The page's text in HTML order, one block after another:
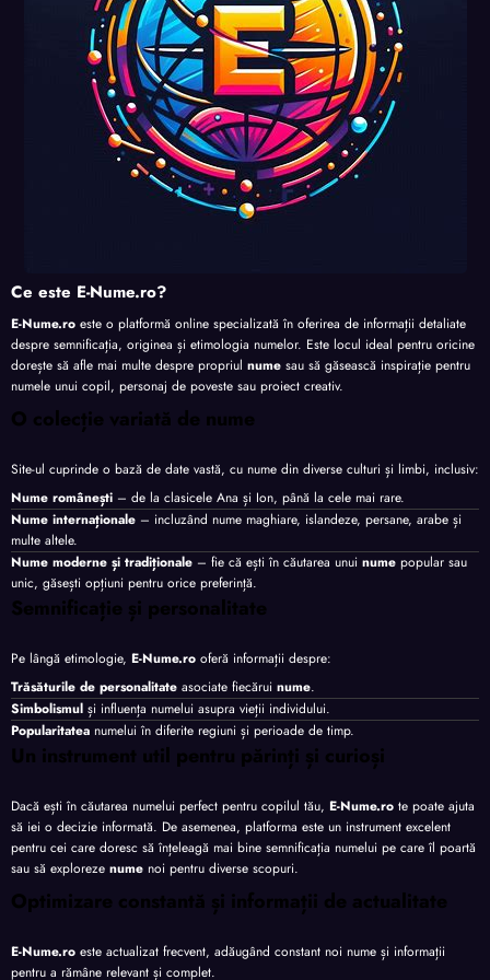
Ce este E-Nume.ro?
E-Nume.ro este o platformă online specializată în oferirea de informații detaliate
despre semnificația, originea și etimologia numelor. Este locul ideal pentru oricine
dorește să afle mai multe despre propriul nume sau să găsească inspirație pentru
numele unui copil, personaj de poveste sau proiect creativ.
O colecție variată de nume
Site-ul cuprinde o bază de date vastă, cu nume din diverse culturi și limbi, inclusiv:
Nume românești – de la clasicele Ana și Ion, până la cele mai rare.
Nume internaționale – incluzând nume maghiare, islandeze, persane, arabe și
multe altele.
Nume moderne și tradiționale – fie că ești în căutarea unui nume popular sau
unic, găsești opțiuni pentru orice preferință.
Semnificație și personalitate
Pe lângă etimologie, E-Nume.ro oferă informații despre:
Trăsăturile de personalitate asociate fiecărui nume.
Simbolismul și influența numelui asupra vieții individului.
Popularitatea numelui în diferite regiuni și perioade de timp.
Un instrument util pentru părinți și curioși
Dacă ești în căutarea numelui perfect pentru copilul tău, E-Nume.ro te poate ajuta
să iei o decizie informată. De asemenea, platforma este un instrument excelent
pentru cei care doresc să înțeleagă mai bine semnificația numelui pe care îl poartă
sau să exploreze nume noi pentru diverse scopuri.
Optimizare constantă și informații de actualitate
E-Nume.ro este actualizat frecvent, adăugând constant noi nume și informații
pentru a rămâne relevant și complet.